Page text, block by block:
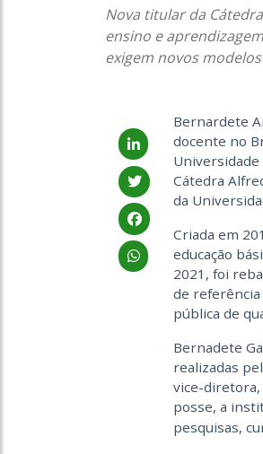
Nova titular da
ensino e
exigem novos
Bernardete
docente no
Cátedra
da
Criada em
educação
2021, foi
de
pública de
Bernadete
realizadas
vice-
posse, a
pesquisas,